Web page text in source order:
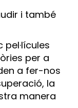
i també
pel·lícules
per a
a fer-nos
la
manera